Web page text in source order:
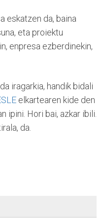
eskatzen da, baina
eta proiektu
enpresa ezberdinekin,
iragarkia, handik bidali
elkartearen kide den
ipini. Hori bai, azkar ibili.
da.